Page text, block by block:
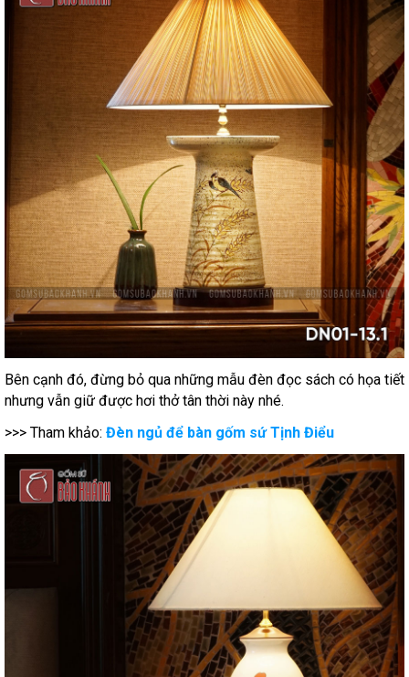
Bên cạnh đó, đừng bỏ qua những mẫu đèn đọc sách có họa tiết
nhưng vẫn giữ được hơi thở tân thời này nhé.
>>> Tham khảo: Đèn ngủ để bàn gốm sứ Tịnh Điểu